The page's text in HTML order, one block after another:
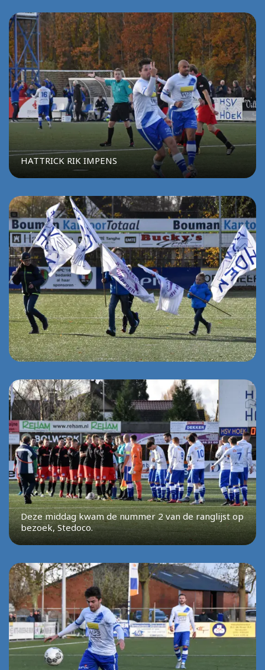
HATTRICK RIK IMPENS
Deze middag kwam de nummer 2 van de ranglijst op
bezoek, Stedoco.